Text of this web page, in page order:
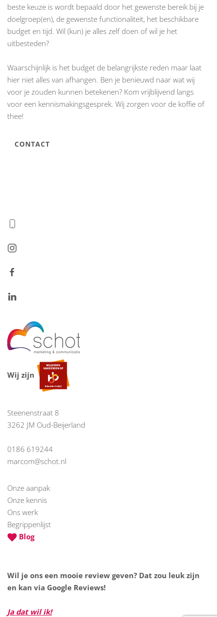
beste keuze is wordt bepaald door het gewenste bereik bij je
doelgroep(en), de gewenste functionaliteit, het beschikbare
budget en tijd. Wil (kun) je alles zelf doen of wil je het
uitbesteden?
Waarschijnlijk is het budget de belangrijkste reden maar laat
hier niet alles van afhangen. Ben je benieuwd naar wat wij
voor je zouden kunnen betekenen? Kom vrijblijvend langs
voor een kennismakingsgesprek. Wij zorgen voor de koffie of
thee!
CONTACT
Wij zijn
Steenenstraat 8
3262 JM Oud-Beijerland
0186 619244
marcom@schot.nl
Onze aanpak
Onze kennis
Ons werk
Begrippenlijst
Blog
Wil je ons een mooie review geven? Dat zou leuk zijn
en kan via Google Reviews!
Ja dat wil ik!